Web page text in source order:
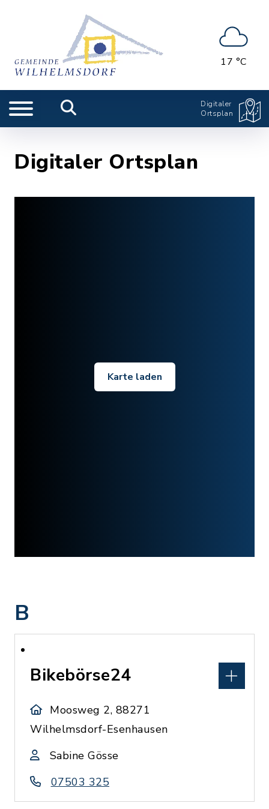
17 °C
Digitaler
Ortsplan
Digitaler Ortsplan
Karte laden
B
Bikebörse24
Moosweg 2, 88271
Wilhelmsdorf-Esenhausen
Sabine Gösse
07503 325